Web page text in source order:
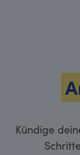
Kündige